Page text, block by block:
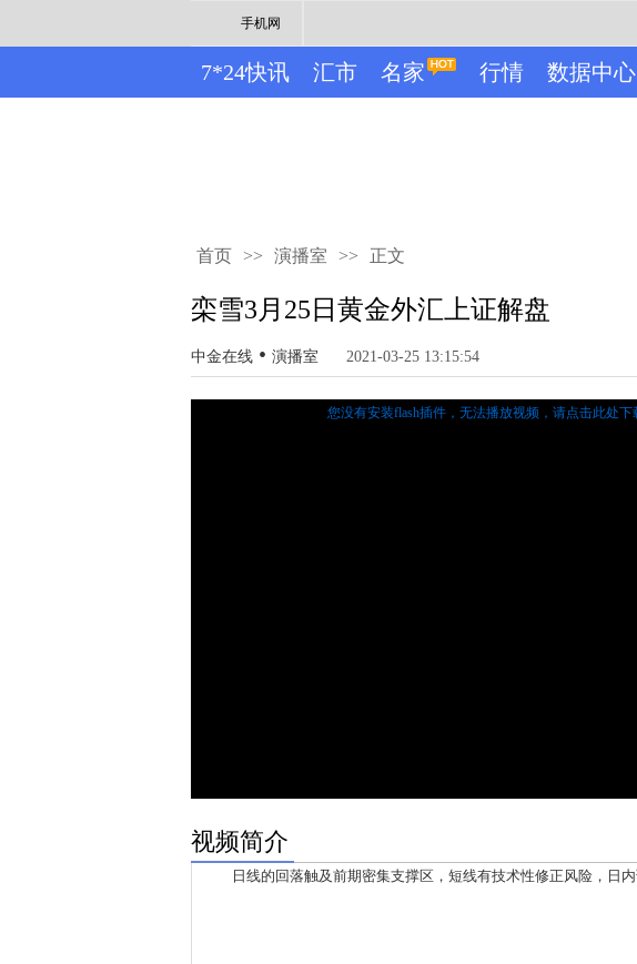
手机网
7*24快讯 汇市 名家 行情 数据中心
首页 >> 演播室 >> 正文
栾雪3月25日黄金外汇上证解盘
中金在线 • 演播室 2021-03-25 13:15:54
您没有安装flash插件，无法播放视频， 请点击此处下
视频简介
日线的回落触及前期密集支撑区，短线有技术性修正风险，日内